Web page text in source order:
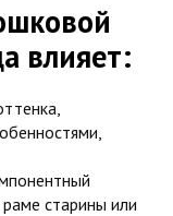
влияет:
старины или